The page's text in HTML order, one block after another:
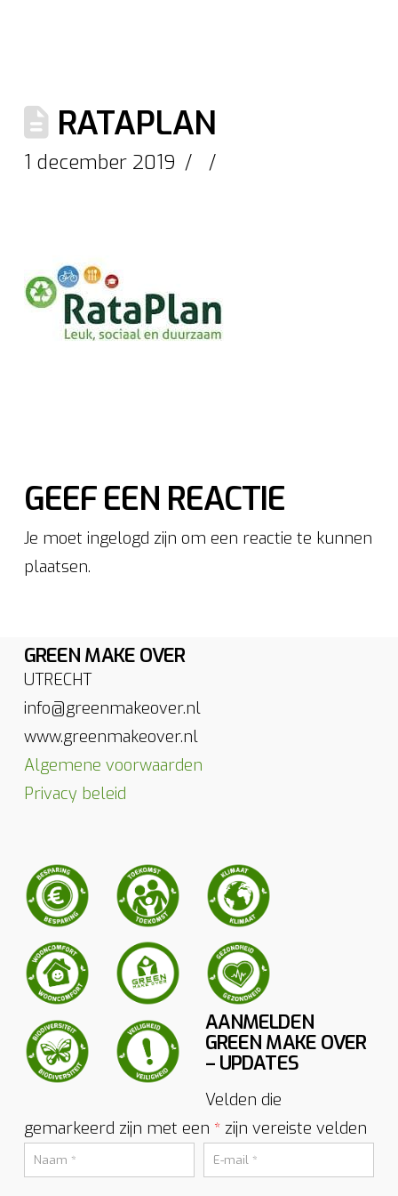
RATAPLAN
1 december 2019
GEEF EEN REACTIE
Je moet ingelogd zijn om een reactie te kunnen
plaatsen.
GREEN MAKE OVER
UTRECHT
info@greenmakeover.nl
www.greenmakeover.nl
Algemene voorwaarden
Privacy beleid
AANMELDEN
GREEN MAKE OVER
– UPDATES
Velden die
gemarkeerd zijn met een *zijn vereiste velden